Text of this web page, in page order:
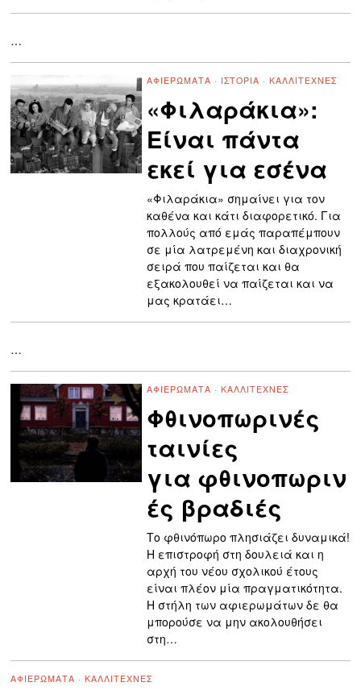
…
ΑΦΙΕΡΏΜΑΤΑ · ΙΣΤΟΡΊΑ · ΚΑΛΛΙΤΈΧΝΕΣ
«Φιλαράκια»:
Είναι πάντα
εκεί για εσένα
«Φιλαράκια» σημαίνει για τον
καθένα και κάτι διαφορετικό. Για
πολλούς από εμάς παραπέμπουν
σε μία λατρεμένη και διαχρονική
σειρά που παίζεται και θα
εξακολουθεί να παίζεται και να
μας κρατάει…
…
ΑΦΙΕΡΏΜΑΤΑ · ΚΑΛΛΙΤΈΧΝΕΣ
Φθινοπωρινές
ταινίες
για φθινοπωριν
ές βραδιές
Το φθινόπωρο πλησιάζει δυναμικά!
Η επιστροφή στη δουλειά και η
αρχή του νέου σχολικού έτους
είναι πλέον μία πραγματικότητα.
Η στήλη των αφιερωμάτων δε θα
μπορούσε να μην ακολουθήσει
στη…
ΑΦΙΕΡΏΜΑΤΑ · ΚΑΛΛΙΤΈΧΝΕΣ